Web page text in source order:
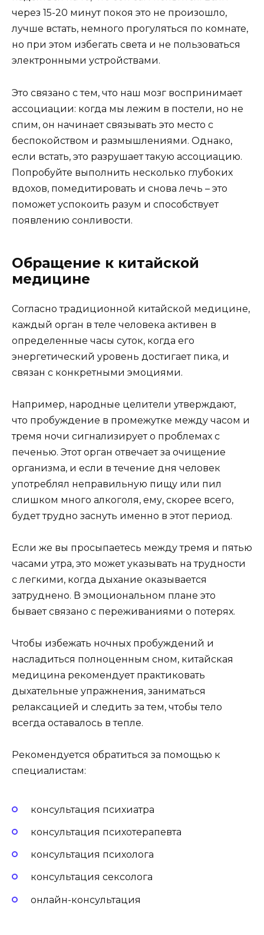
через 15-20 минут покоя это не произошло,
лучше встать, немного прогуляться по комнате,
но при этом избегать света и не пользоваться
электронными устройствами.
Это связано с тем, что наш мозг воспринимает
ассоциации: когда мы лежим в постели, но не
спим, он начинает связывать это место с
беспокойством и размышлениями. Однако,
если встать, это разрушает такую ассоциацию.
Попробуйте выполнить несколько глубоких
вдохов, помедитировать и снова лечь – это
поможет успокоить разум и способствует
появлению сонливости.
Обращение к китайской
медицине
Согласно традиционной китайской медицине,
каждый орган в теле человека активен в
определенные часы суток, когда его
энергетический уровень достигает пика, и
связан с конкретными эмоциями.
Например, народные целители утверждают,
что пробуждение в промежутке между часом и
тремя ночи сигнализирует о проблемах с
печенью. Этот орган отвечает за очищение
организма, и если в течение дня человек
употреблял неправильную пищу или пил
слишком много алкоголя, ему, скорее всего,
будет трудно заснуть именно в этот период.
Если же вы просыпаетесь между тремя и пятью
часами утра, это может указывать на трудности
с легкими, когда дыхание оказывается
затруднено. В эмоциональном плане это
бывает связано с переживаниями о потерях.
Чтобы избежать ночных пробуждений и
насладиться полноценным сном, китайская
медицина рекомендует практиковать
дыхательные упражнения, заниматься
релаксацией и следить за тем, чтобы тело
всегда оставалось в тепле.
Рекомендуется обратиться за помощью к
специалистам:
консультация психиатра
консультация психотерапевта
консультация психолога
консультация сексолога
онлайн-консультация